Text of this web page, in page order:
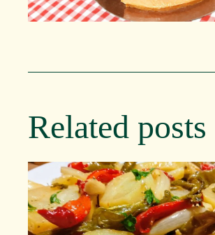
Related posts